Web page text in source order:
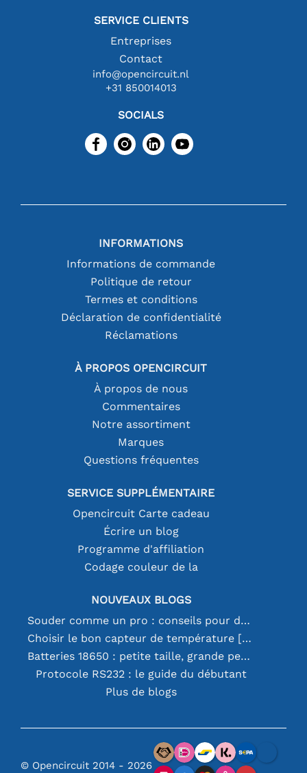
SERVICE CLIENTS
Entreprises
Contact
info@opencircuit.nl
+31 850014013
SOCIALS
INFORMATIONS
Informations de commande
Politique de retour
Termes et conditions
Déclaration de confidentialité
Réclamations
À PROPOS OPENCIRCUIT
À propos de nous
Commentaires
Notre assortiment
Marques
Questions fréquentes
SERVICE SUPPLÉMENTAIRE
Opencircuit Carte cadeau
Écrire un blog
Programme d'affiliation
Codage couleur de la
NOUVEAUX BLOGS
Souder comme un pro : conseils pour des connexions électroniques parfaites
Choisir le bon capteur de température [youtube]
Batteries 18650 : petite taille, grande performance
Protocole RS232 : le guide du débutant
Plus de blogs
© Opencircuit 2014 - 2026